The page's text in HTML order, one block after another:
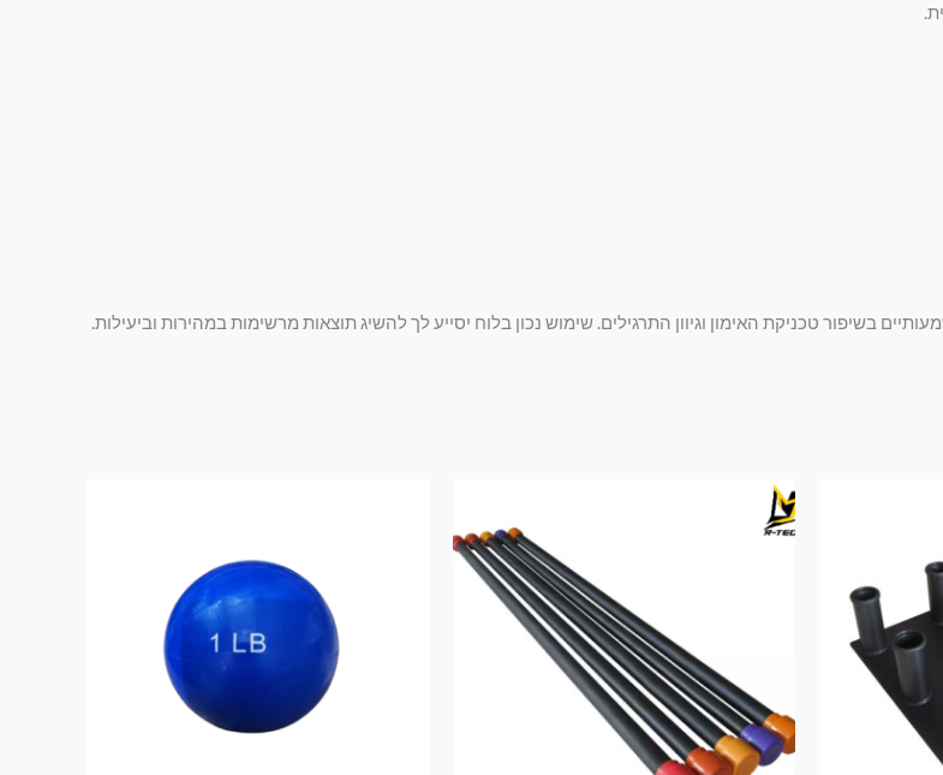
בשיפור טכניקת האימון וגיוון התרגילים. שימוש נכון בלוח יסייע לך להשיג תוצאות מרשימות במהירות וביעילות.
מספר
סוגים.
ניתן
לבחור
את
האפשרויות